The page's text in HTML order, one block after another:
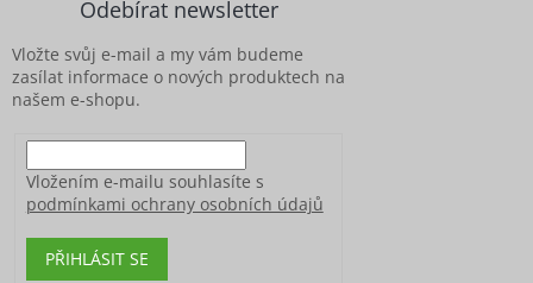
Odebírat newsletter
Vložte svůj e-mail a my vám budeme
zasílat informace o nových produktech na
našem e-shopu.
Vložením e-mailu souhlasíte s
podmínkami ochrany osobních údajů
PŘIHLÁSIT SE